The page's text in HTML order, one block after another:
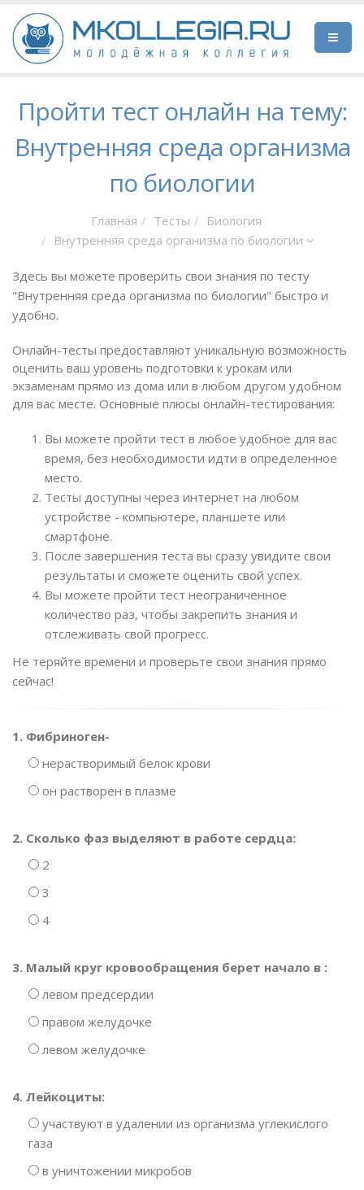
Пройти тест онлайн на тему:
Внутренняя среда организма
по биологии
Главная Тесты
Биология
Внутренняя среда организма по биологии
Здесь вы можете проверить свои знания по тесту
"Внутренняя среда организма по биологии" быстро и
удобно.
Онлайн-тесты предоставляют уникальную возможность
оценить ваш уровень подготовки к урокам или
экзаменам прямо из дома или в любом другом удобном
для вас месте. Основные плюсы онлайн-тестирования:
Вы можете пройти тест в любое удобное для вас
время, без необходимости идти в определенное
место.
Тесты доступны через интернет на любом
устройстве - компьютере, планшете или
смартфоне.
После завершения теста вы сразу увидите свои
результаты и сможете оценить свой успех.
Вы можете пройти тест неограниченное
количество раз, чтобы закрепить знания и
отслеживать свой прогресс.
Не теряйте времени и проверьте свои знания прямо
сейчас!
1. Фибриноген-
нерастворимый белок крови
он растворен в плазме
2. Сколько фаз выделяют в работе сердца:
2
3
4
3. Малый круг кровообращения берет начало в :
левом предсердии
правом желудочке
левом желудочке
4. Лейкоциты:
участвуют в удалении из организма углекислого
газа
в уничтожении микробов